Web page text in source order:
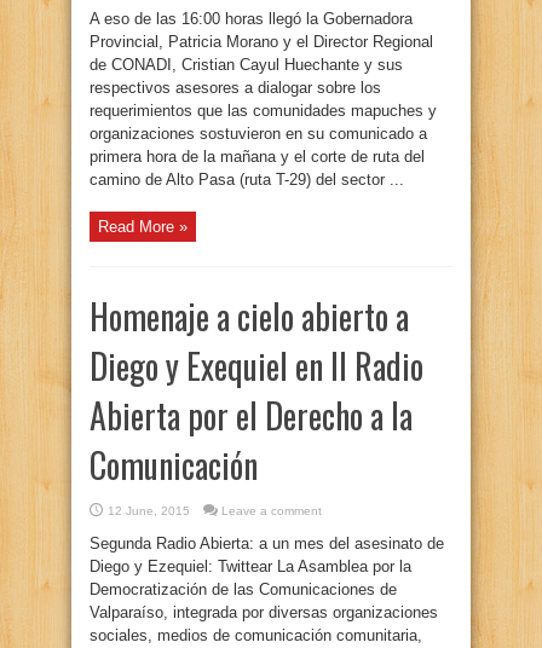
A eso de las 16:00 horas llegó la Gobernadora
Provincial, Patricia Morano y el Director Regional
de CONADI, Cristian Cayul Huechante y sus
respectivos asesores a dialogar sobre los
requerimientos que las comunidades mapuches y
organizaciones sostuvieron en su comunicado a
primera hora de la mañana y el corte de ruta del
camino de Alto Pasa (ruta T-29) del sector ...
Read More »
Homenaje a cielo abierto a
Diego y Exequiel en II Radio
Abierta por el Derecho a la
Comunicación
12 June, 2015 Leave a comment
Segunda Radio Abierta: a un mes del asesinato de
Diego y Ezequiel: Twittear La Asamblea por la
Democratización de las Comunicaciones de
Valparaíso, integrada por diversas organizaciones
sociales, medios de comunicación comunitaria,